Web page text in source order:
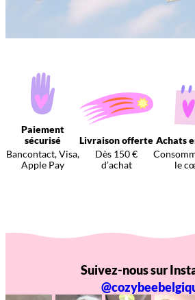
Paiement
sécurisé
Bancontact, Visa,
Apple Pay
Livraison offerte
Dès 150 €
d’achat
Achats
le
Suivez-nous sur